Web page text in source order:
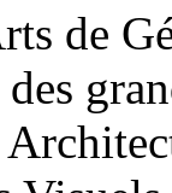
de